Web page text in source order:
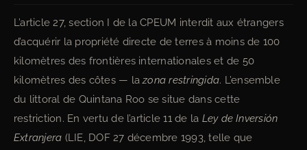
L’article 27, section I de la CPEUM interdit aux étrangers
d’acquérir la propriété directe de terres à moins de 100
kilomètres des frontières internationales et de 50
kilomètres des côtes — lazona restringida. L’ensemble
du littoral de Quintana Roo se situe dans cette
restriction. En vertu de l’article 11 de la Ley de Inversión
Extranjera (LIE, DOF 27 décembre 1993, telle que